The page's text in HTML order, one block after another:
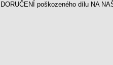
DORUČENÍ poškozeného dílu NA